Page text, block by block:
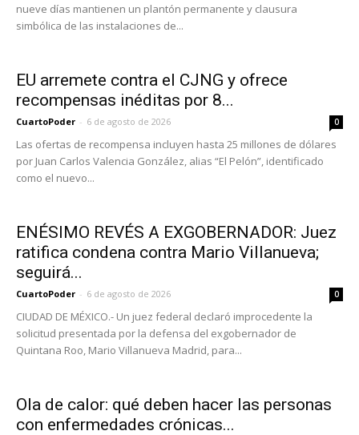
nueve días mantienen un plantón permanente y clausura
simbólica de las instalaciones de...
EU arremete contra el CJNG y ofrece
recompensas inéditas por 8...
CuartoPoder - 6 de agosto de 2026 0
Las ofertas de recompensa incluyen hasta 25 millones de dólares
por Juan Carlos Valencia González, alias “El Pelón”, identificado
como el nuevo...
ENÉSIMO REVÉS A EXGOBERNADOR: Juez
ratifica condena contra Mario Villanueva;
seguirá...
CuartoPoder - 6 de agosto de 2026 0
CIUDAD DE MÉXICO.- Un juez federal declaró improcedente la
solicitud presentada por la defensa del exgobernador de
Quintana Roo, Mario Villanueva Madrid, para...
Ola de calor: qué deben hacer las personas
con enfermedades crónicas...